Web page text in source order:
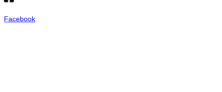
Facebook